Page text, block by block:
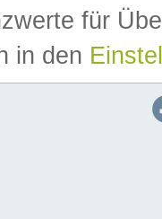
für
in den